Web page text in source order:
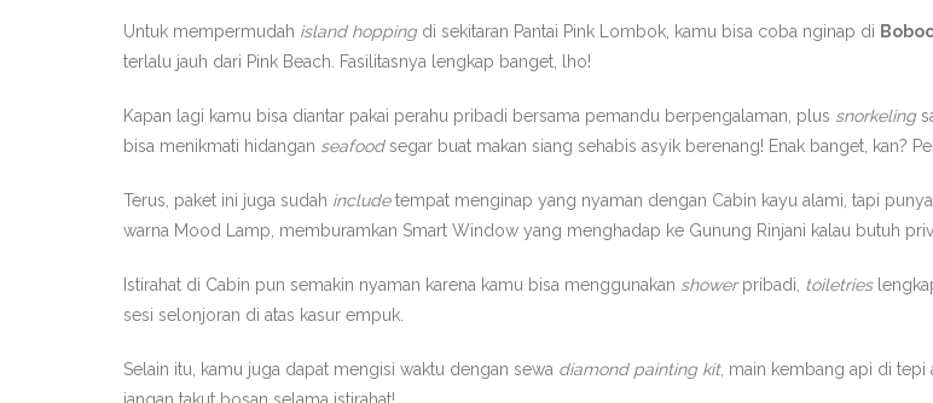
Untuk mempermudah island hoppingdi sekitaran Pantai Pink Lombok, kamu bisa coba nginap di
terlalu jauh dari Pink Beach. Fasilitasnya lengkap banget, lho!
Kapan lagi kamu bisa diantar pakai perahu pribadi bersama pemandu berpengalaman, plus snorkeling
bisa menikmati hidangan seafoodsegar buat makan siang sehabis asyik berenang! Enak banget, kan?
Terus, paket ini juga sudah includetempat menginap yang nyaman dengan Cabin kayu alami, tapi
warna Mood Lamp, memburamkan Smart Window yang menghadap ke Gunung Rinjani kalau butuh
Istirahat di Cabin pun semakin nyaman karena kamu bisa menggunakan showerpribadi, toiletries
sesi selonjoran di atas kasur empuk.
Selain itu, kamu juga dapat mengisi waktu dengan sewa diamond painting kit, main kembang api di tepi
jangan takut bosan selama istirahat!